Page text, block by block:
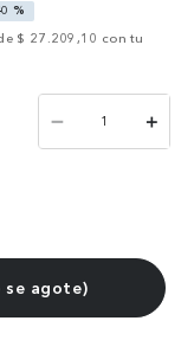
%
$ 27.209,10 con tu
＋
－